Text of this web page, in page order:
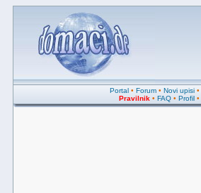
Portal• Forum• Novi upisi•
Pravilnik • FAQ • Profil •